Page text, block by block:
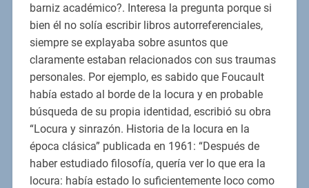
barniz académico?. Interesa la pregunta porque si
bien él no solía escribir libros autorreferenciales,
siempre se explayaba sobre asuntos que
claramente estaban relacionados con sus traumas
personales. Por ejemplo, es sabido que Foucault
había estado al borde de la locura y en probable
búsqueda de su propia identidad, escribió su obra
“Locura y sinrazón. Historia de la locura en la
época clásica” publicada en 1961: “Después de
haber estudiado filosofía, quería ver lo que era la
locura: había estado lo suficientemente loco como